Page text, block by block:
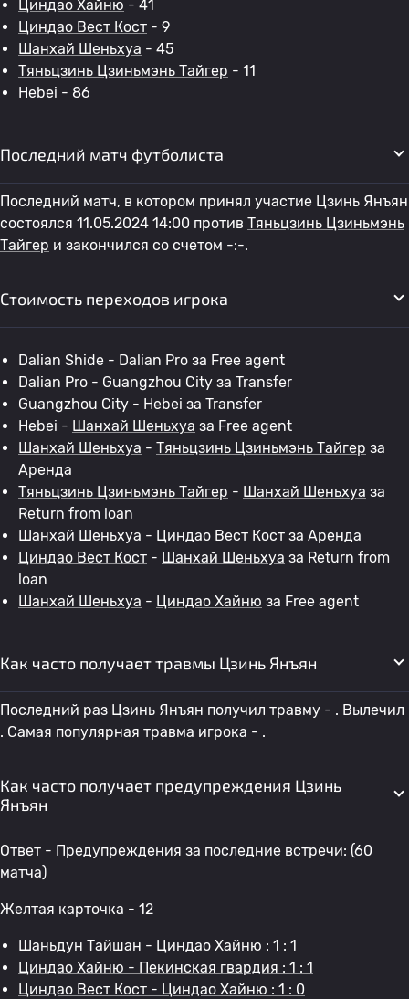
Циндао Хайню - 41
Циндао Вест Кост - 9
Шанхай Шеньхуа - 45
Тяньцзинь Цзиньмэнь Тайгер - 11
Hebei - 86
Последний матч футболиста
Последний матч, в котором принял участие Цзинь Янъян
состоялся 11.05.2024 14:00 против Тяньцзинь Цзиньмэнь
Тайгер и закончился со счетом -:-.
Стоимость переходов игрока
Dalian Shide - Dalian Pro за Free agent
Dalian Pro - Guangzhou City за Transfer
Guangzhou City - Hebei за Transfer
Hebei - Шанхай Шеньхуа за Free agent
Шанхай Шеньхуа - Тяньцзинь Цзиньмэнь Тайгер за
Аренда
Тяньцзинь Цзиньмэнь Тайгер - Шанхай Шеньхуа за
Return from loan
Шанхай Шеньхуа - Циндао Вест Кост за Аренда
Циндао Вест Кост - Шанхай Шеньхуа за Return from
loan
Шанхай Шеньхуа - Циндао Хайню за Free agent
Как часто получает травмы Цзинь Янъян
Последний раз Цзинь Янъян получил травму - . Вылечил
. Самая популярная травма игрока - .
Как часто получает предупреждения Цзинь
Янъян
Ответ - Предупреждения за последние встречи: (60
матча)
Желтая карточка - 12
Шаньдун Тайшан - Циндао Хайню : 1 : 1
Циндао Хайню - Пекинская гвардия : 1 : 1
Циндао Вест Кост - Циндао Хайню : 1 : 0